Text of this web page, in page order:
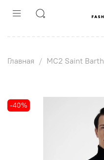
Главная MC2 Saint Barth
-40%